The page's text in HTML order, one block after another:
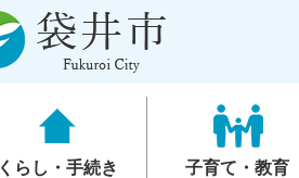
くらし・手続き 子育て・教育